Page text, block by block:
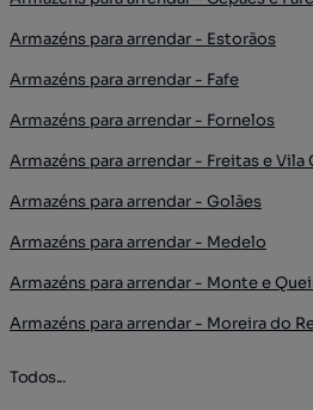
Armazéns para arrendar - Estorãos
Armazéns para arrendar - Fafe
Armazéns para arrendar - Fornelos
Armazéns para arrendar - Freitas e Vila
Armazéns para arrendar - Golães
Armazéns para arrendar - Medelo
Armazéns para arrendar - Monte e
Armazéns para arrendar - Moreira do
Todos...